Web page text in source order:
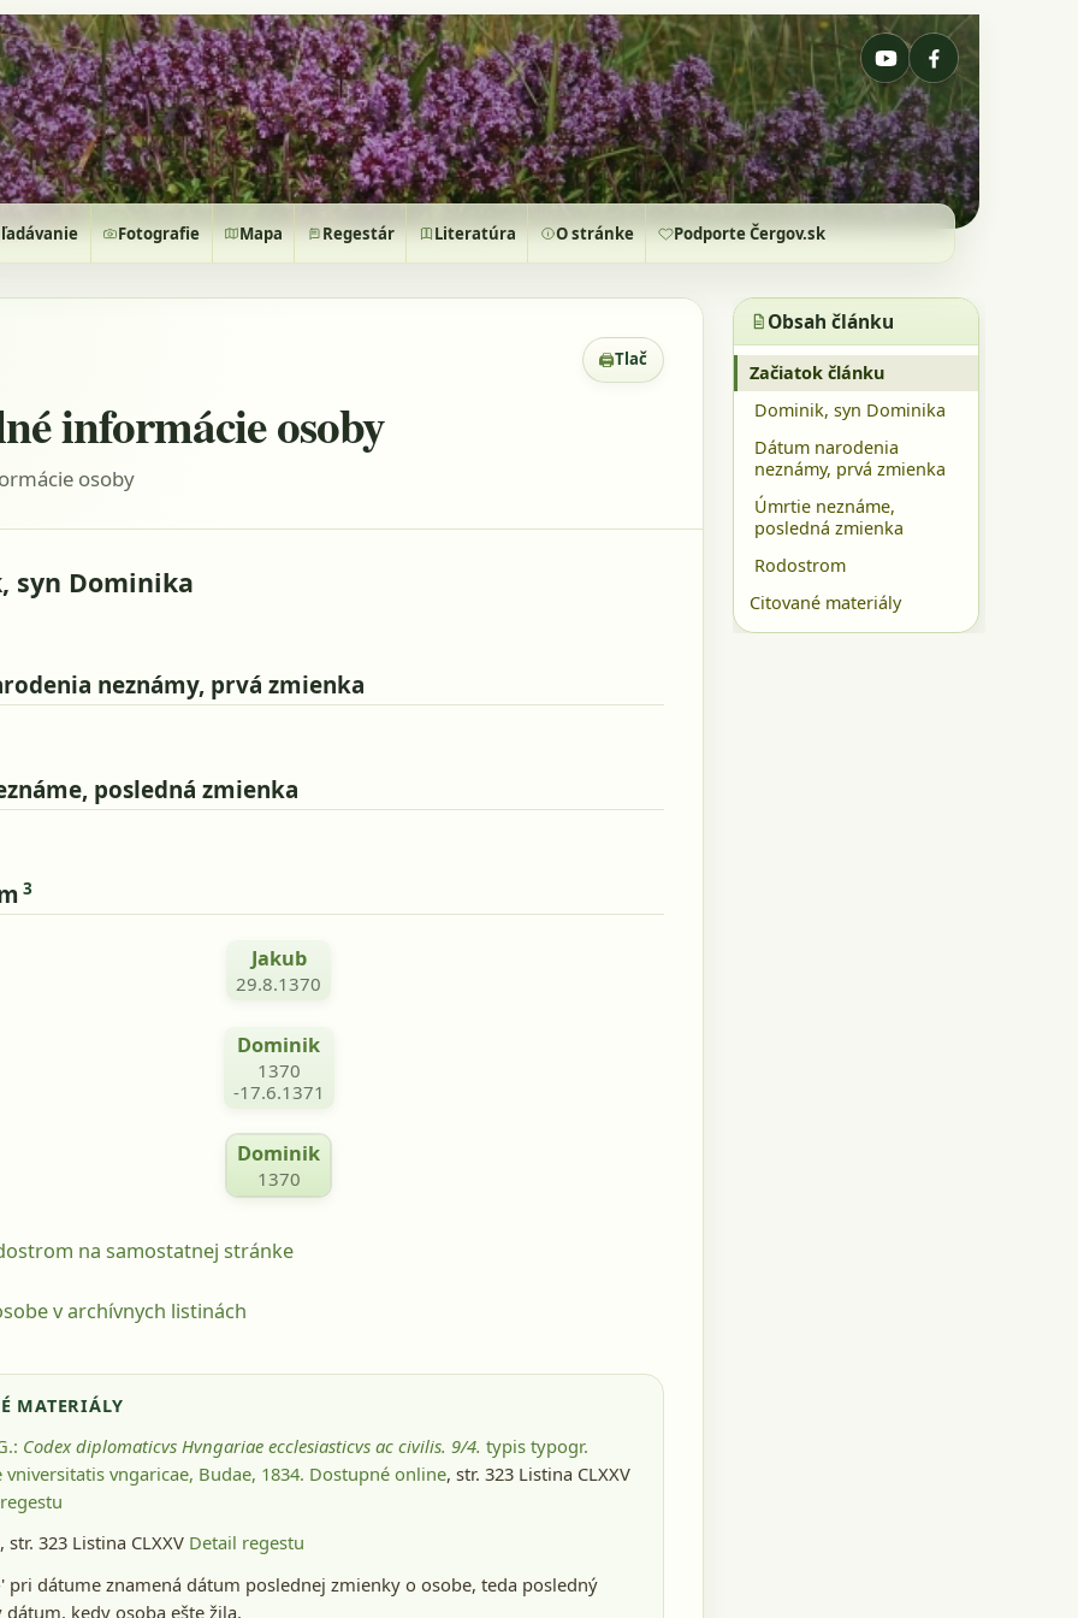
Fotografie Mapa Regestár Literatúra O stránke Podporte Čergov.sk
🖨Tlač
Zobrazenie pre tlač
informácie osoby
osoby
syn Dominika
neznámy, prvá zmienka
posledná zmienka
3
Jakub
29.8.1370
Dominik
1370
-17.6.1371
Dominik
1370
na samostatnej stránke
v archívnych listinách
MATERIÁLY
Codex diplomaticvs Hvngariae ecclesiasticvs ac civilis. 9/4. typis typogr.
vniversitatis vngaricae, Budae, 1834. Dostupné online, str. 323 Listina CLXXV
str. 323 Listina CLXXV Detail regestu
pri dátume znamená dátum poslednej zmienky o osobe, teda posledný
dátum, kedy osoba ešte žila.
Obsah článku
Začiatok článku
Dominik, syn Dominika
Dátum narodenia
neznámy, prvá zmienka
Úmrtie neznáme,
posledná zmienka
Rodostrom
Citované materiály